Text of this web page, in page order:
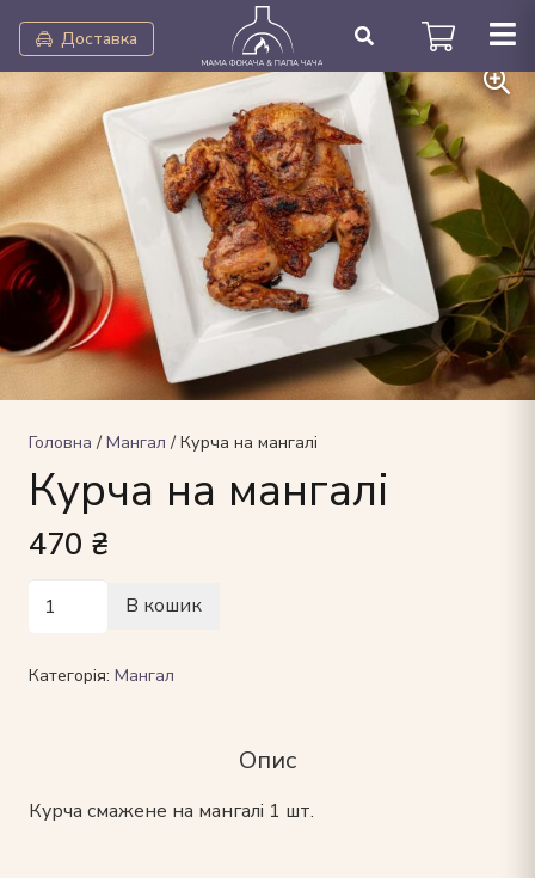
Доставка
Головна /Мангал / Курча на мангалі
Курча на мангалі
470 ₴
Курча
кількість
В кошик
Категорія: Мангал
Опис
Курча смажене на мангалі 1 шт.